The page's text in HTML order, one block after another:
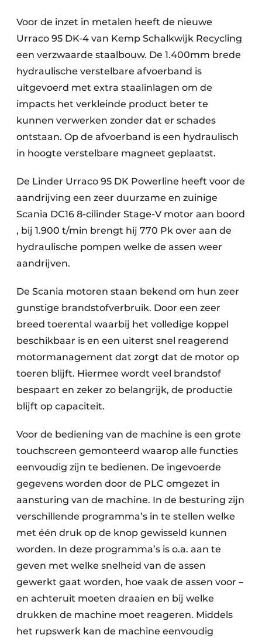
Voor de inzet in metalen heeft de nieuwe
Urraco 95 DK-4 van Kemp Schalkwijk Recycling
een verzwaarde staalbouw. De 1.400mm brede
hydraulische verstelbare afvoerband is
uitgevoerd met extra staalinlagen om de
impacts het verkleinde product beter te
kunnen verwerken zonder dat er schades
ontstaan. Op de afvoerband is een hydraulisch
in hoogte verstelbare magneet geplaatst.
De Linder Urraco 95 DK Powerline heeft voor de
aandrijving een zeer duurzame en zuinige
Scania DC16 8-cilinder Stage-V motor aan boord
, bij 1.900 t/min brengt hij 770 Pk over aan de
hydraulische pompen welke de assen weer
aandrijven.
De Scania motoren staan bekend om hun zeer
gunstige brandstofverbruik. Door een zeer
breed toerental waarbij het volledige koppel
beschikbaar is en een uiterst snel reagerend
motormanagement dat zorgt dat de motor op
toeren blijft. Hiermee wordt veel brandstof
bespaart en zeker zo belangrijk, de productie
blijft op capaciteit.
Voor de bediening van de machine is een grote
touchscreen gemonteerd waarop alle functies
eenvoudig zijn te bedienen. De ingevoerde
gegevens worden door de PLC omgezet in
aansturing van de machine. In de besturing zijn
verschillende programma’s in te stellen welke
met één druk op de knop gewisseld kunnen
worden. In deze programma’s is o.a. aan te
geven met welke snelheid van de assen
gewerkt gaat worden, hoe vaak de assen voor –
en achteruit moeten draaien en bij welke
drukken de machine moet reageren. Middels
het rupswerk kan de machine eenvoudig